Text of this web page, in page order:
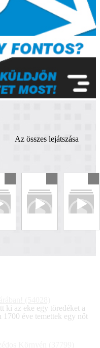
Az összes lejátszása
ki az eke egy töredéket a
éve temettek egy nőt